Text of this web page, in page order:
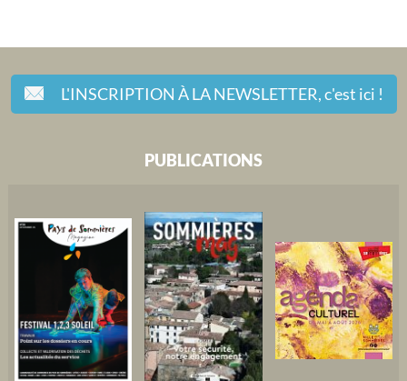
L'INSCRIPTION À LA NEWSLETTER,c'est ici !
PUBLICATIONS